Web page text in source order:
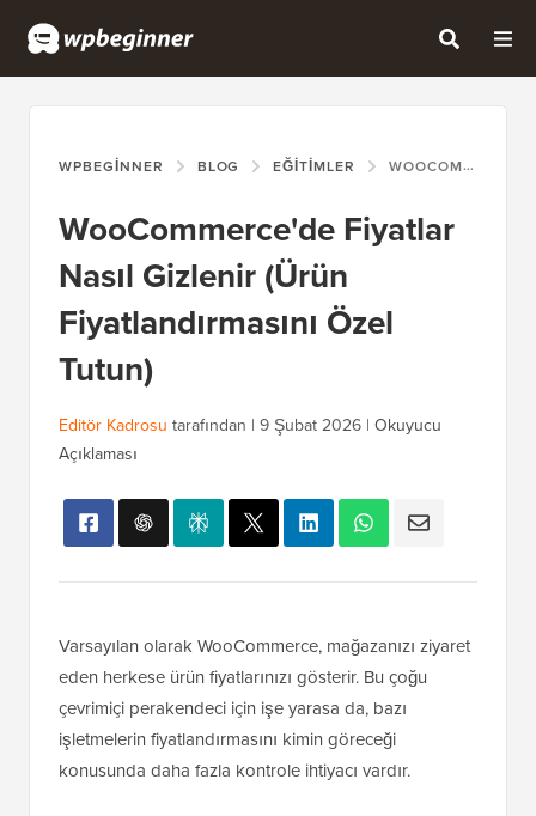
WPBEGINNER BLOG EĞITIMLER WOOCOMMERCE'DE FIYATLAR NASIL GIZLENIR (ÜRÜN FIYATLANDIRMASINI ÖZEL TUTUN)
WooCommerce'de Fiyatlar
Nasıl Gizlenir (Ürün
Fiyatlandırmasını Özel
Tutun)
Editör Kadrosu tarafından | 9 Şubat 2026 | Okuyucu
Açıklaması
Varsayılan olarak WooCommerce, mağazanızı ziyaret
eden herkese ürün fiyatlarınızı gösterir. Bu çoğu
çevrimiçi perakendeci için işe yarasa da, bazı
işletmelerin fiyatlandırmasını kimin göreceği
konusunda daha fazla kontrole ihtiyacı vardır.